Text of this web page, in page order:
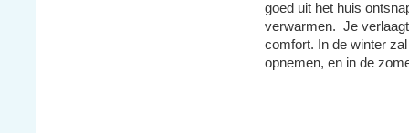
goed uit het huis
verwarmen. Je
comfort. In de winter
opnemen, en in de